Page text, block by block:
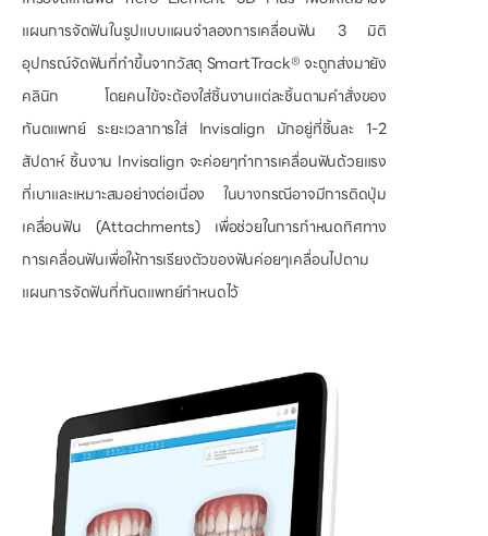
แผนการจัดฟันในรูปแบบแผนจำลองการเคลื่อนฟัน 3 มิติ
อุปกรณ์จัดฟันที่ทำขึ้นจากวัสดุ SmartTrack®จะถูกส่งมายัง
คลินิก โดยคนไข้จะต้องใส่ชิ้นงานแต่ละชิ้นตามคำสั่งของ
ทันตแพทย์ ระยะเวลาการใส่ Invisalign มักอยู่ที่ชิ้นละ 1-2
สัปดาห์ ชิ้นงาน Invisalign จะค่อยๆทำการเคลื่อนฟันด้วยแรง
ที่เบาและเหมาะสมอย่างต่อเนื่อง ในบางกรณีอาจมีการติดปุ่ม
เคลื่อนฟัน (Attachments) เพื่อช่วยในการกำหนดทิศทาง
การเคลื่อนฟันเพื่อให้การเรียงตัวของฟันค่อยๆเคลื่อนไปตาม
แผนการจัดฟันที่ทันตแพทย์กำหนดไว้